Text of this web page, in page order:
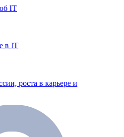
IT
в IT
роста в карьере и